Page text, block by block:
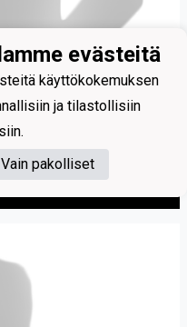
evästeitä
käyttökokemuksen
ja tilastollisiin
Vain pakolliset